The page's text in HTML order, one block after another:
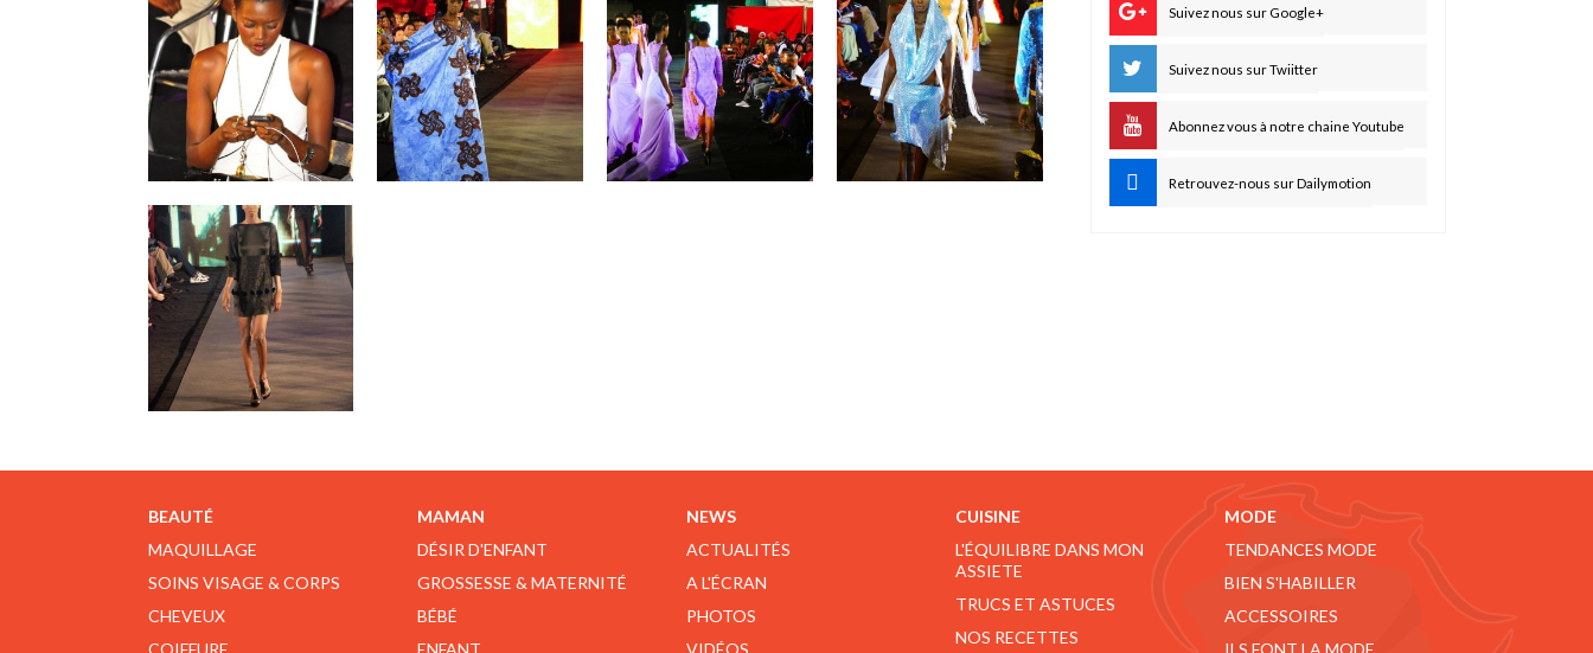
Suivez nous sur Google+
Suivez nous sur Twiitter
Abonnez vous à notre chaine Youtube
Retrouvez-nous sur Dailymotion
BEAUTÉ
MAQUILLAGE
SOINS VISAGE & CORPS
CHEVEUX
COIFFURE
MAMAN
DÉSIR D'ENFANT
GROSSESSE & MATERNITÉ
BÉBÉ
ENFANT
NEWS
ACTUALITÉS
A L'ÉCRAN
PHOTOS
VIDÉOS
CUISINE
L'ÉQUILIBRE DANS MON
ASSIETE
TRUCS ET ASTUCES
NOS RECETTES
MODE
TENDANCES MODE
BIEN S'HABILLER
ACCESSOIRES
ILS FONT LA MODE